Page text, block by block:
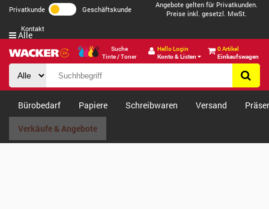
Privatkunde Geschäftskunde
Angebote gelten für Privatkunden.
Preise inkl. gesetzl. MwSt.
Kontakt
Suche
Tinte / Toner
Hello Login
Konto & Listen
0 Artikel
Einkaufswagen
Alle
Bürobedarf Papiere Schreibwaren Versand
Verkäufe & Angebote